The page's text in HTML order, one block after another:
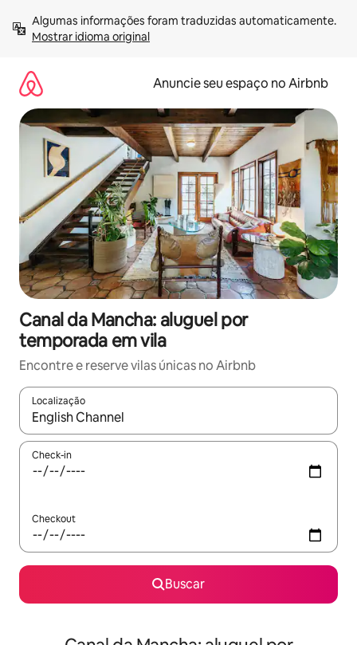
para
Mostrar idioma original
Anuncie seu espaço no Airbnb
Canal da Mancha: aluguel por
temporada em vila
Encontre e reserve vilas únicas no Airbnb
Localização
Quando os resultados estiverem disponíveis, explore-os
Check-in
Checkout
Buscar